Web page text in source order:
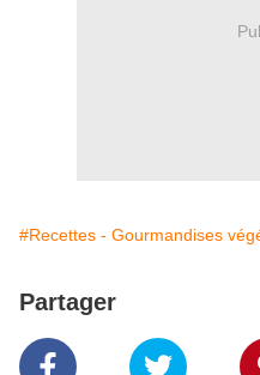
#Recettes - Gourmandises
Partager